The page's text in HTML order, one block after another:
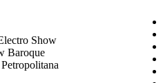
Show
Baroque